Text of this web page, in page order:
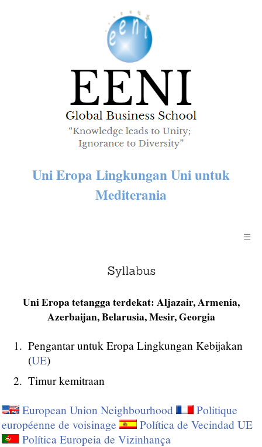
Uni Eropa Lingkungan Uni untuk
Mediterania
☰
Uni Eropa tetangga terdekat: Aljazair, Armenia,
Azerbaijan, Belarusia, Mesir, Georgia
Pengantar untuk Eropa Lingkungan Kebijakan
(UE)
Timur kemitraan
European Union Neighbourhood
Politique
européenne de voisinage
Política de Vecindad UE
Política Europeia de Vizinhança